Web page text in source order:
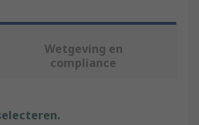
Wetgeving en
compliance